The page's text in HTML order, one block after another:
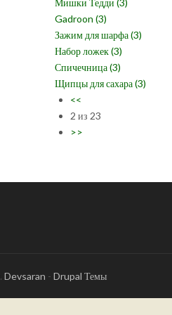
Gadroon (3)
Зажим для шарфа (3)
Набор ложек (3)
Спичечница (3)
Щипцы для сахара (3)
<<
2 из 23
>>
. Devsaran - Drupal Темы